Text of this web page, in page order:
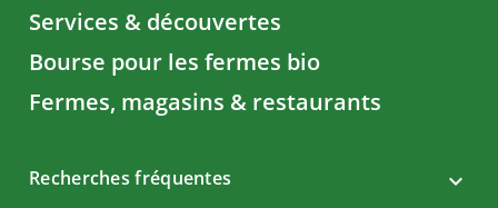
Services & découvertes
Bourse pour les fermes bio
Fermes, magasins & restaurants
Recherches fréquentes